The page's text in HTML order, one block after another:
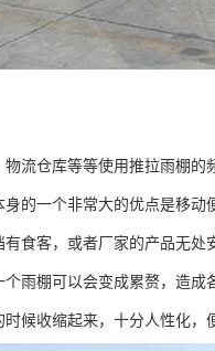
流仓库等等使用推拉雨棚的
的一个非常大的优点是移
食客，或者厂家的产品无处
雨棚可以会变成累赘，造
候收缩起来，十分人性化，